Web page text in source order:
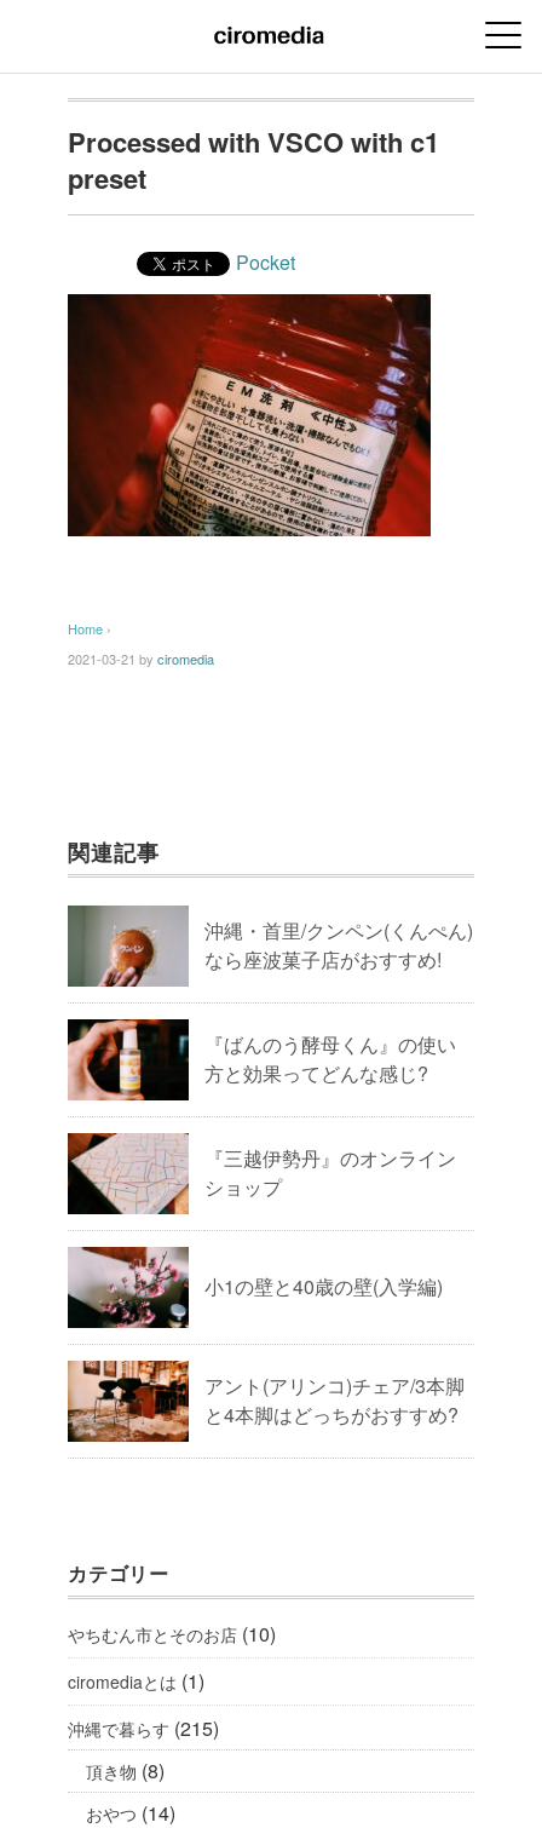
Processed with VSCO with c1
preset
Pocket
Home ›
2021-03-21 by ciromedia
関連記事
沖縄・首里/クンペン(くんぺん)
なら座波菓子店がおすすめ!
『ばんのう酵母くん』の使い
方と効果ってどんな感じ?
『三越伊勢丹』のオンライン
ショップ
小1の壁と40歳の壁(入学編)
アント(アリンコ)チェア/3本脚
と4本脚はどっちがおすすめ?
カテゴリー
やちむん市とそのお店 (10)
ciromediaとは (1)
沖縄で暮らす (215)
頂き物 (8)
おやつ (14)